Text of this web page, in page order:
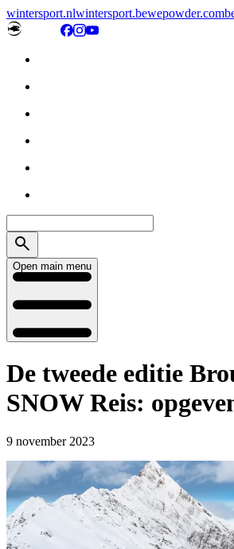
wintersport.nlwintersport.bewepowder.com
Open main menu
De tweede editie
SNOW Reis:
9 november 2023